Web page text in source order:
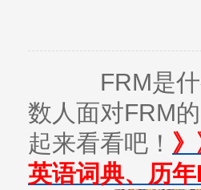
FRM是什
数人面对FRM
起来看看吧！
英语词典、历